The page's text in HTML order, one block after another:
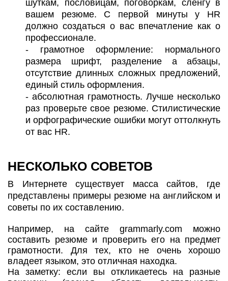
шуткам, пословицам, поговоркам, сленгу в
вашем резюме. С первой минуты у HR
должно создаться о вас впечатление как о
профессионале.
- грамотное оформление: нормального
размера шрифт, разделение а абзацы,
отсутствие длинных сложных предложений,
единый стиль оформления.
- абсолютная грамотность. Лучше несколько
раз проверьте свое резюме. Стилистические
и орфографические ошибки могут оттолкнуть
от вас HR.
НЕСКОЛЬКО СОВЕТОВ
В Интернете существует масса сайтов, где
представлены примеры резюме на английском и
советы по их составлению.
Например, на сайте grammarly.com можно
составить резюме и проверить его на предмет
грамотности. Для тех, кто не очень хорошо
владеет языком, это отличная находка.
На заметку: если вы откликаетесь на разные